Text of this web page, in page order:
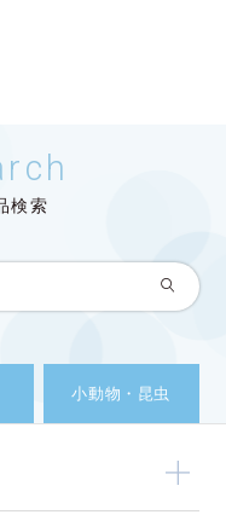
検索
小動物・昆虫